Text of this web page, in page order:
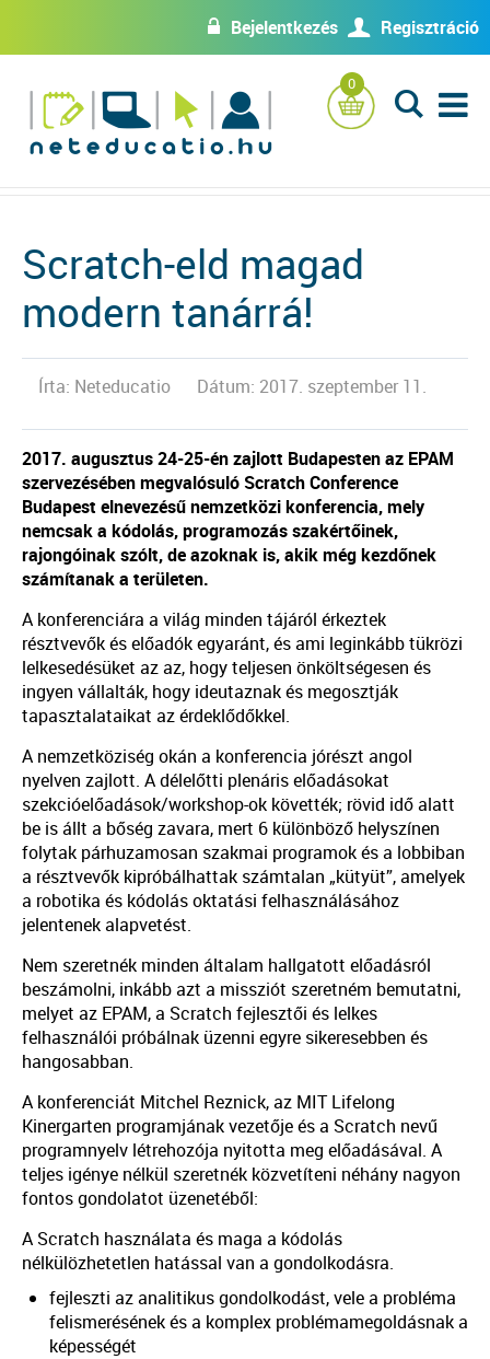
w Bejelentkezés U Regisztráció
0
L
Scratch-eld magad
modern tanárrá!
Írta: Neteducatio Dátum: 2017. szeptember 11.
2017. augusztus 24-25-én zajlott Budapesten az EPAM
szervezésében megvalósuló Scratch Conference
Budapest elnevezésű nemzetközi konferencia, mely
nemcsak a kódolás, programozás szakértőinek,
rajongóinak szólt, de azoknak is, akik még kezdőnek
számítanak a területen.
A konferenciára a világ minden tájáról érkeztek
résztvevők és előadók egyaránt, és ami leginkább tükrözi
lelkesedésüket az az, hogy teljesen önköltségesen és
ingyen vállalták, hogy ideutaznak és megosztják
tapasztalataikat az érdeklődőkkel.
A nemzetköziség okán a konferencia jórészt angol
nyelven zajlott. A délelőtti plenáris előadásokat
szekcióelőadások/workshop-ok követték; rövid idő alatt
be is állt a bőség zavara, mert 6 különböző helyszínen
folytak párhuzamosan szakmai programok és a lobbiban
a résztvevők kipróbálhattak számtalan „kütyüt”, amelyek
a robotika és kódolás oktatási felhasználásához
jelentenek alapvetést.
Nem szeretnék minden általam hallgatott előadásról
beszámolni, inkább azt a missziót szeretném bemutatni,
melyet az EPAM, a Scratch fejlesztői és lelkes
felhasználói próbálnak üzenni egyre sikeresebben és
hangosabban.
A konferenciát Mitchel Reznick, az MIT Lifelong
Kinergarten programjának vezetője és a Scratch nevű
programnyelv létrehozója nyitotta meg előadásával. A
teljes igénye nélkül szeretnék közvetíteni néhány nagyon
fontos gondolatot üzenetéből:
A Scratch használata és maga a kódolás
nélkülözhetetlen hatással van a gondolkodásra.
fejleszti az analitikus gondolkodást, vele a probléma
felismerésének és a komplex problémamegoldásnak a
képességét